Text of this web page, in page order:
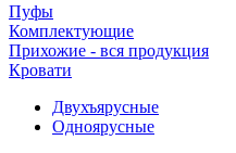
Пуфы
Комплектующие
Прихожие - вся продукция
Кровати
Двухъярусные
Одноярусные